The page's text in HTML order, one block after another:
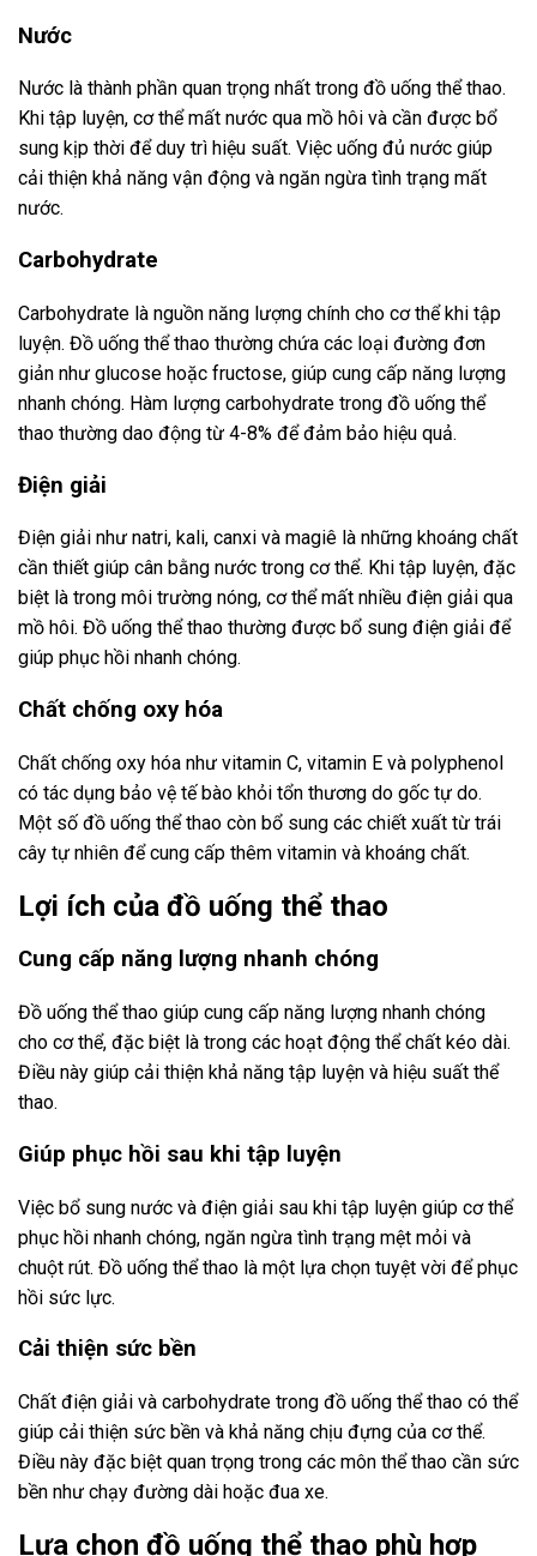
Nước
Nước là thành phần quan trọng nhất trong đồ uống thể thao.
Khi tập luyện, cơ thể mất nước qua mồ hôi và cần được bổ
sung kịp thời để duy trì hiệu suất. Việc uống đủ nước giúp
cải thiện khả năng vận động và ngăn ngừa tình trạng mất
nước.
Carbohydrate
Carbohydrate là nguồn năng lượng chính cho cơ thể khi tập
luyện. Đồ uống thể thao thường chứa các loại đường đơn
giản như glucose hoặc fructose, giúp cung cấp năng lượng
nhanh chóng. Hàm lượng carbohydrate trong đồ uống thể
thao thường dao động từ 4-8% để đảm bảo hiệu quả.
Điện giải
Điện giải như natri, kali, canxi và magiê là những khoáng chất
cần thiết giúp cân bằng nước trong cơ thể. Khi tập luyện, đặc
biệt là trong môi trường nóng, cơ thể mất nhiều điện giải qua
mồ hôi. Đồ uống thể thao thường được bổ sung điện giải để
giúp phục hồi nhanh chóng.
Chất chống oxy hóa
Chất chống oxy hóa như vitamin C, vitamin E và polyphenol
có tác dụng bảo vệ tế bào khỏi tổn thương do gốc tự do.
Một số đồ uống thể thao còn bổ sung các chiết xuất từ trái
cây tự nhiên để cung cấp thêm vitamin và khoáng chất.
Lợi ích của đồ uống thể thao
Cung cấp năng lượng nhanh chóng
Đồ uống thể thao giúp cung cấp năng lượng nhanh chóng
cho cơ thể, đặc biệt là trong các hoạt động thể chất kéo dài.
Điều này giúp cải thiện khả năng tập luyện và hiệu suất thể
thao.
Giúp phục hồi sau khi tập luyện
Việc bổ sung nước và điện giải sau khi tập luyện giúp cơ thể
phục hồi nhanh chóng, ngăn ngừa tình trạng mệt mỏi và
chuột rút. Đồ uống thể thao là một lựa chọn tuyệt vời để phục
hồi sức lực.
Cải thiện sức bền
Chất điện giải và carbohydrate trong đồ uống thể thao có thể
giúp cải thiện sức bền và khả năng chịu đựng của cơ thể.
Điều này đặc biệt quan trọng trong các môn thể thao cần sức
bền như chạy đường dài hoặc đua xe.
Lựa chọn đồ uống thể thao phù hợp